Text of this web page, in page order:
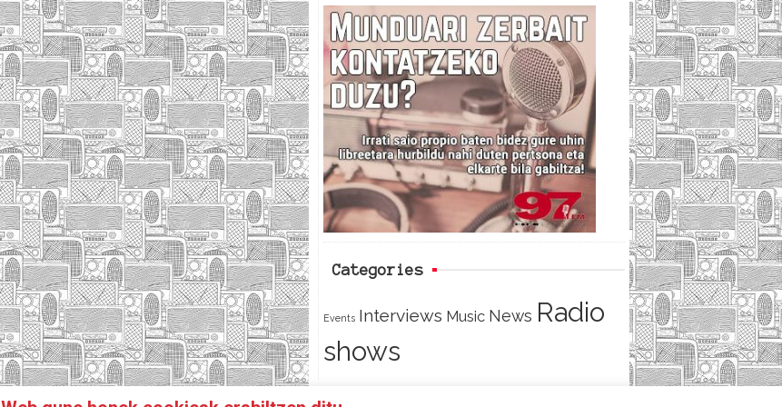
c
e
b
o
o
i
t
t
e
r
e
d
Categories
Events Interviews Music News Radio
shows